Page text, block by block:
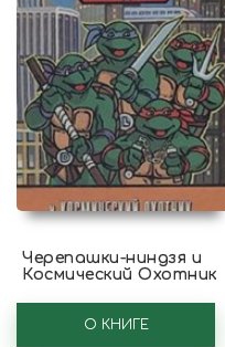
Черепашки-ниндзя и
Космический Охотник
О КНИГЕ